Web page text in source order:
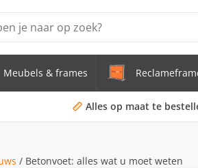
onderstel tafel uit buis Ø 33,7
Spandoekframe (zonder
Meubels & frames
Alles op maat te
/ Betonvoet: alles wat u moet weten